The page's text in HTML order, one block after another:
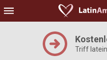
Triff